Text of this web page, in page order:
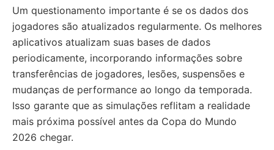
Um questionamento importante é se os dados dos
jogadores são atualizados regularmente. Os melhores
aplicativos atualizam suas bases de dados
periodicamente, incorporando informações sobre
transferências de jogadores, lesões, suspensões e
mudanças de performance ao longo da temporada.
Isso garante que as simulações reflitam a realidade
mais próxima possível antes da Copa do Mundo
2026 chegar.